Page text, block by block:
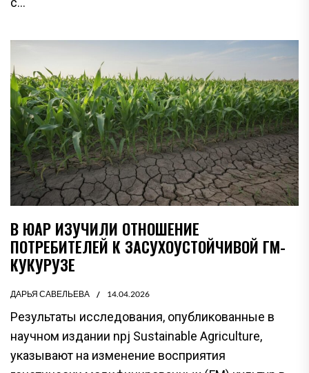
В ЮАР ИЗУЧИЛИ ОТНОШЕНИЕ
ПОТРЕБИТЕЛЕЙ К ЗАСУХОУСТОЙЧИВОЙ ГМ-
КУКУРУЗЕ
ДАРЬЯ САВЕЛЬЕВА 14.04.2026
Результаты исследования, опубликованные в
научном издании npj Sustainable Agriculture,
указывают на изменение восприятия